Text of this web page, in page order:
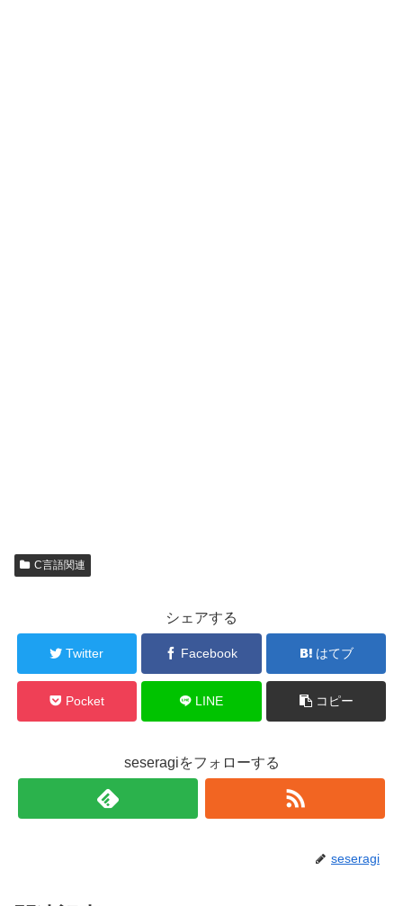
C言語関連
シェアする
Twitter Facebook はてブ
Pocket LINE コピー
seseragiをフォローする
seseragi